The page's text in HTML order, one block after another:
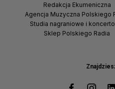
Redakcja Ekumeniczna
Agencja Muzyczna Polskiego
Studia nagraniowe i
Sklep Polskiego Radia